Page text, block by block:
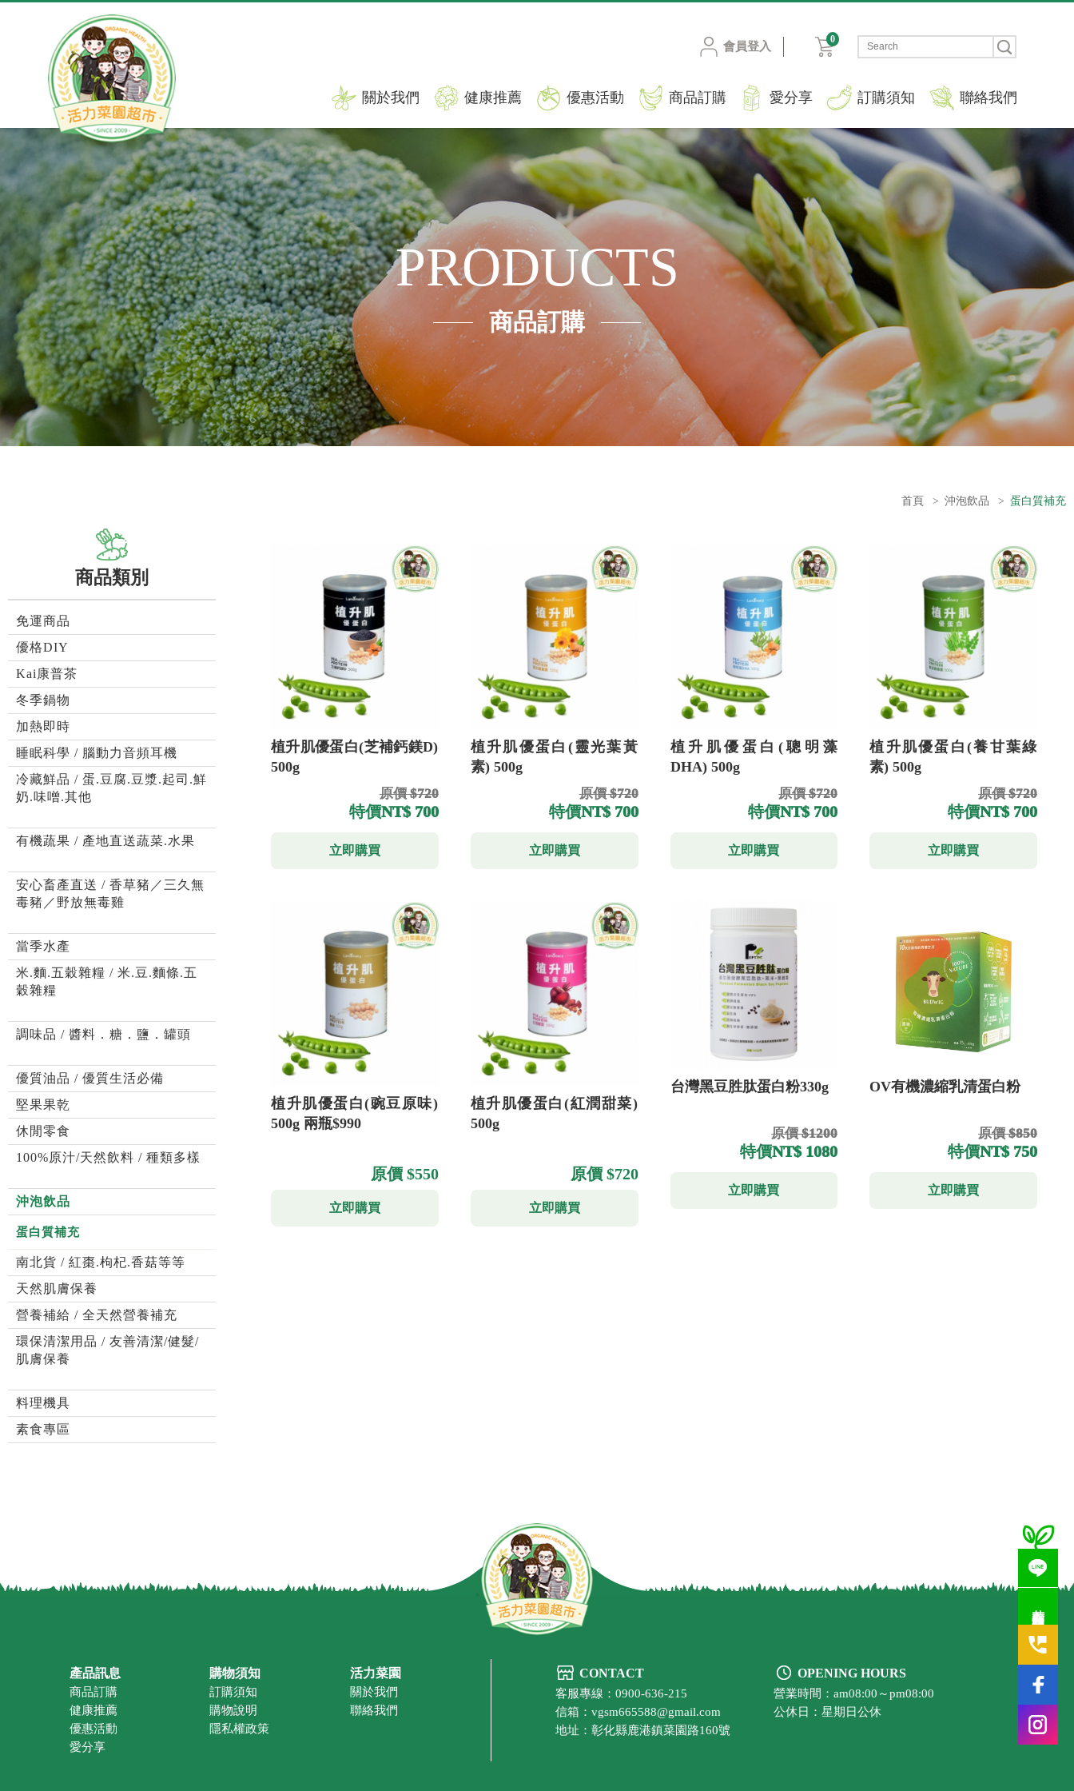
會員登入
0
關於我們 健康推薦 優惠活動 商品訂購 愛分享 訂購須知 聯絡我們
PRODUCTS
商品訂購
首頁 > 沖泡飲品 > 蛋白質補充
商品類別
免運商品
優格DIY
Kai康普茶
冬季鍋物
加熱即時
睡眠科學 / 腦動力音頻耳機
冷藏鮮品 / 蛋.豆腐.豆漿.起司.鮮
奶.味噌.其他
有機蔬果 / 產地直送蔬菜.水果
安心畜產直送 / 香草豬／三久無
毒豬／野放無毒雞
當季水產
米.麵.五穀雜糧 / 米.豆.麵條.五
穀雜糧
調味品 / 醬料．糖．鹽．罐頭
優質油品 / 優質生活必備
堅果果乾
休閒零食
100%原汁/天然飲料 / 種類多樣
沖泡飲品
蛋白質補充
南北貨 / 紅棗.枸杞.香菇等等
天然肌膚保養
營養補給 / 全天然營養補充
環保清潔用品 / 友善清潔/健髮/
肌膚保養
料理機具
素食專區
植升肌優蛋白(芝補鈣鎂D)
500g
原價 $720
特價NT$ 700
立即購買
植升肌優蛋白(靈光葉黃
素) 500g
原價 $720
特價NT$ 700
立即購買
植升肌優蛋白(聰明藻
DHA) 500g
原價 $720
特價NT$ 700
立即購買
植升肌優蛋白(養甘葉綠
素) 500g
原價 $720
特價NT$ 700
立即購買
植升肌優蛋白(豌豆原味)
500g 兩瓶$990
原價 $550
立即購買
植升肌優蛋白(紅潤甜菜)
500g
原價 $720
立即購買
台灣黑豆胜肽蛋白粉330g
原價 $1200
特價NT$ 1080
立即購買
OV有機濃縮乳清蛋白粉
原價 $850
特價NT$ 750
立即購買
CONTACT
客服專線：0900-636-215
信箱：vgsm665588@gmail.com
地址：彰化縣鹿港鎮菜園路160號
OPENING HOURS
營業時間：am08:00～pm08:00
公休日：星期日公休
產品訊息
商品訂購
健康推薦
優惠活動
愛分享
購物須知
訂購須知
購物說明
隱私權政策
活力菜園
關於我們
聯絡我們